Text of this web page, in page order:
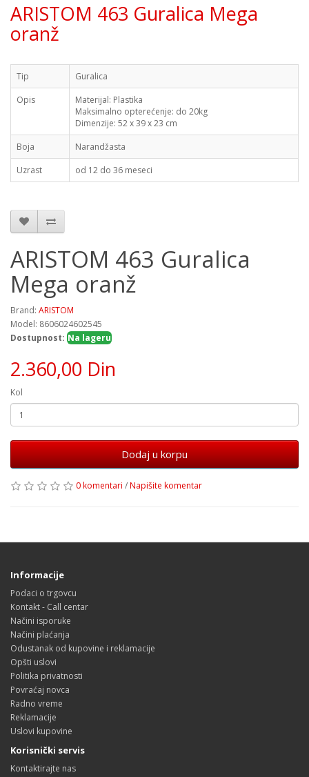
ARISTOM 463 Guralica Mega
oranž
Tip
Guralica
Opis
Materijal: Plastika
Maksimalno opterećenje: do 20kg
Dimenzije: 52 x 39 x 23 cm
Boja
Narandžasta
Uzrast
od 12 do 36 meseci
ARISTOM 463 Guralica
Mega oranž
Brand: ARISTOM
Model: 8606024602545
Dostupnost: Na lageru
2.360,00 Din
Kol
Dodaj u korpu
0 komentari /Napišite komentar
Informacije
Podaci o trgovcu
Kontakt - Call centar
Načini isporuke
Načini plaćanja
Odustanak od kupovine i reklamacije
Opšti uslovi
Politika privatnosti
Povraćaj novca
Radno vreme
Reklamacije
Uslovi kupovine
Korisnički servis
Kontaktirajte nas